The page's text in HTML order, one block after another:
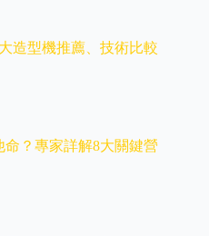
造型機推薦、技術比較
命？專家詳解8大關鍵營